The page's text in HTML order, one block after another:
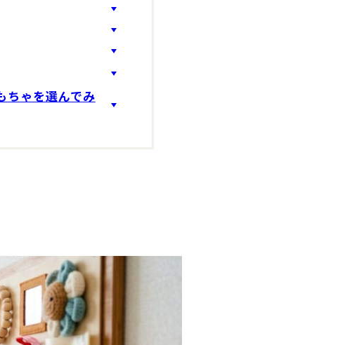
ちゃを選んでみ